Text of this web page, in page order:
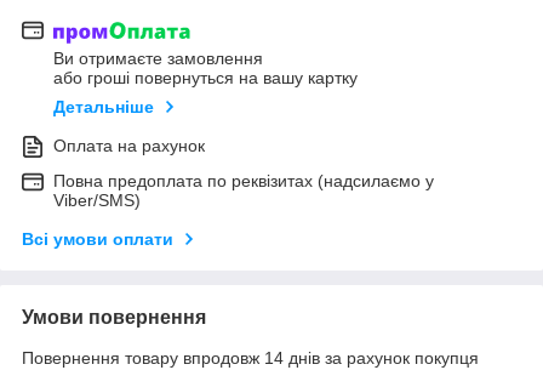
Ви отримаєте замовлення
або гроші повернуться на вашу картку
Детальніше
Оплата на рахунок
Повна предоплата по реквізитах (надсилаємо у
Viber/SMS)
Всі умови оплати
Умови повернення
Повернення товару впродовж 14 днів за рахунок покупця